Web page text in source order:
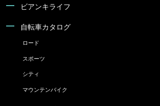
ビアンキライフ
自転車カタログ
ロード
スポーツ
シティ
マウンテンバイク